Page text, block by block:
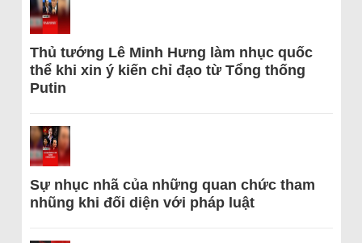
Thủ tướng Lê Minh Hưng làm nhục quốc
thể khi xin ý kiến chỉ đạo từ Tổng thống
Putin
Sự nhục nhã của những quan chức tham
nhũng khi đối diện với pháp luật